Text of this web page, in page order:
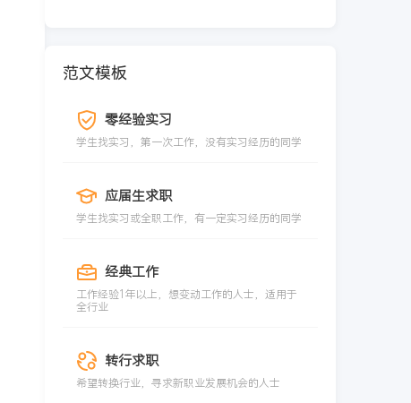
范文模板
零经验实习
学生找实习，第一次工作，没有实习经历的同学
应届生求职
学生找实习或全职工作，有一定实习经历的同学
经典工作
工作经验1年以上，想变动工作的人士，适用于
全行业
转行求职
希望转换行业，寻求新职业发展机会的人士